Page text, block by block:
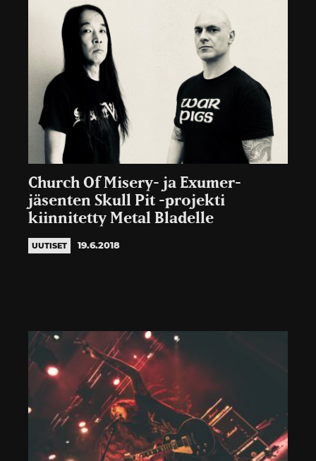
Church Of Misery- ja Exumer-
jäsenten Skull Pit -projekti
kiinnitetty Metal Bladelle
UUTISET 19.6.2018